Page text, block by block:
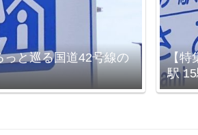
と巡る国道42号線の
【特
駅